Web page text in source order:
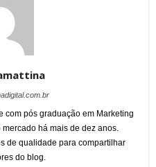
com pós graduação em Marketing
mercado há mais de dez anos.
de qualidade para compartilhar
do blog.